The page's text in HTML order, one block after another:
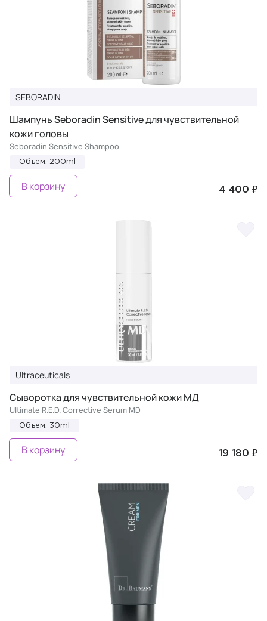
SEBORADIN
Шампунь Seboradin Sensitive для чувствительной
кожи головы
Seboradin Sensitive Shampoo
Объем: 200ml
4 400 ₽
В корзину
Ultraceuticals
Cыворотка для чувствительной кожи МД
Ultimate R.E.D. Corrective Serum MD
Объем: 30ml
19 180 ₽
В корзину